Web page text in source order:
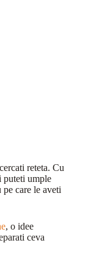
reteta. Cu
puteti umple
care le aveti
, o idee
ceva